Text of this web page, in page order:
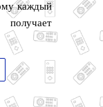
каждый